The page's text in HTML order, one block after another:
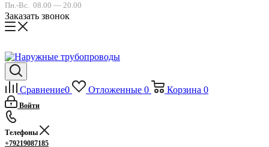
Пн.-Вс. 08.00 — 20.00
Заказать звонок
Сравнение0 Отложенные 0 Корзина 0
Войти
Телефоны
+79219087185